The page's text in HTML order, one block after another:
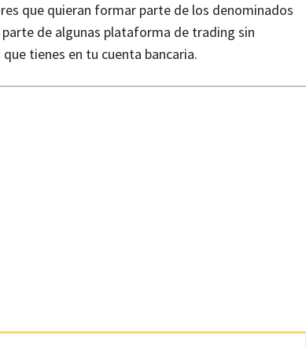
que quieran formar parte de los denominados
de algunas plataforma de trading sin
tienes en tu cuenta bancaria.